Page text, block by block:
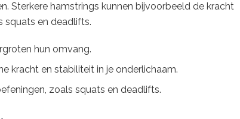
Sterkere hamstrings kunnen bijvoorbeeld de kracht
squats en deadlifts.
hun omvang.
kracht en stabiliteit in je onderlichaam.
zoals squats en deadlifts.